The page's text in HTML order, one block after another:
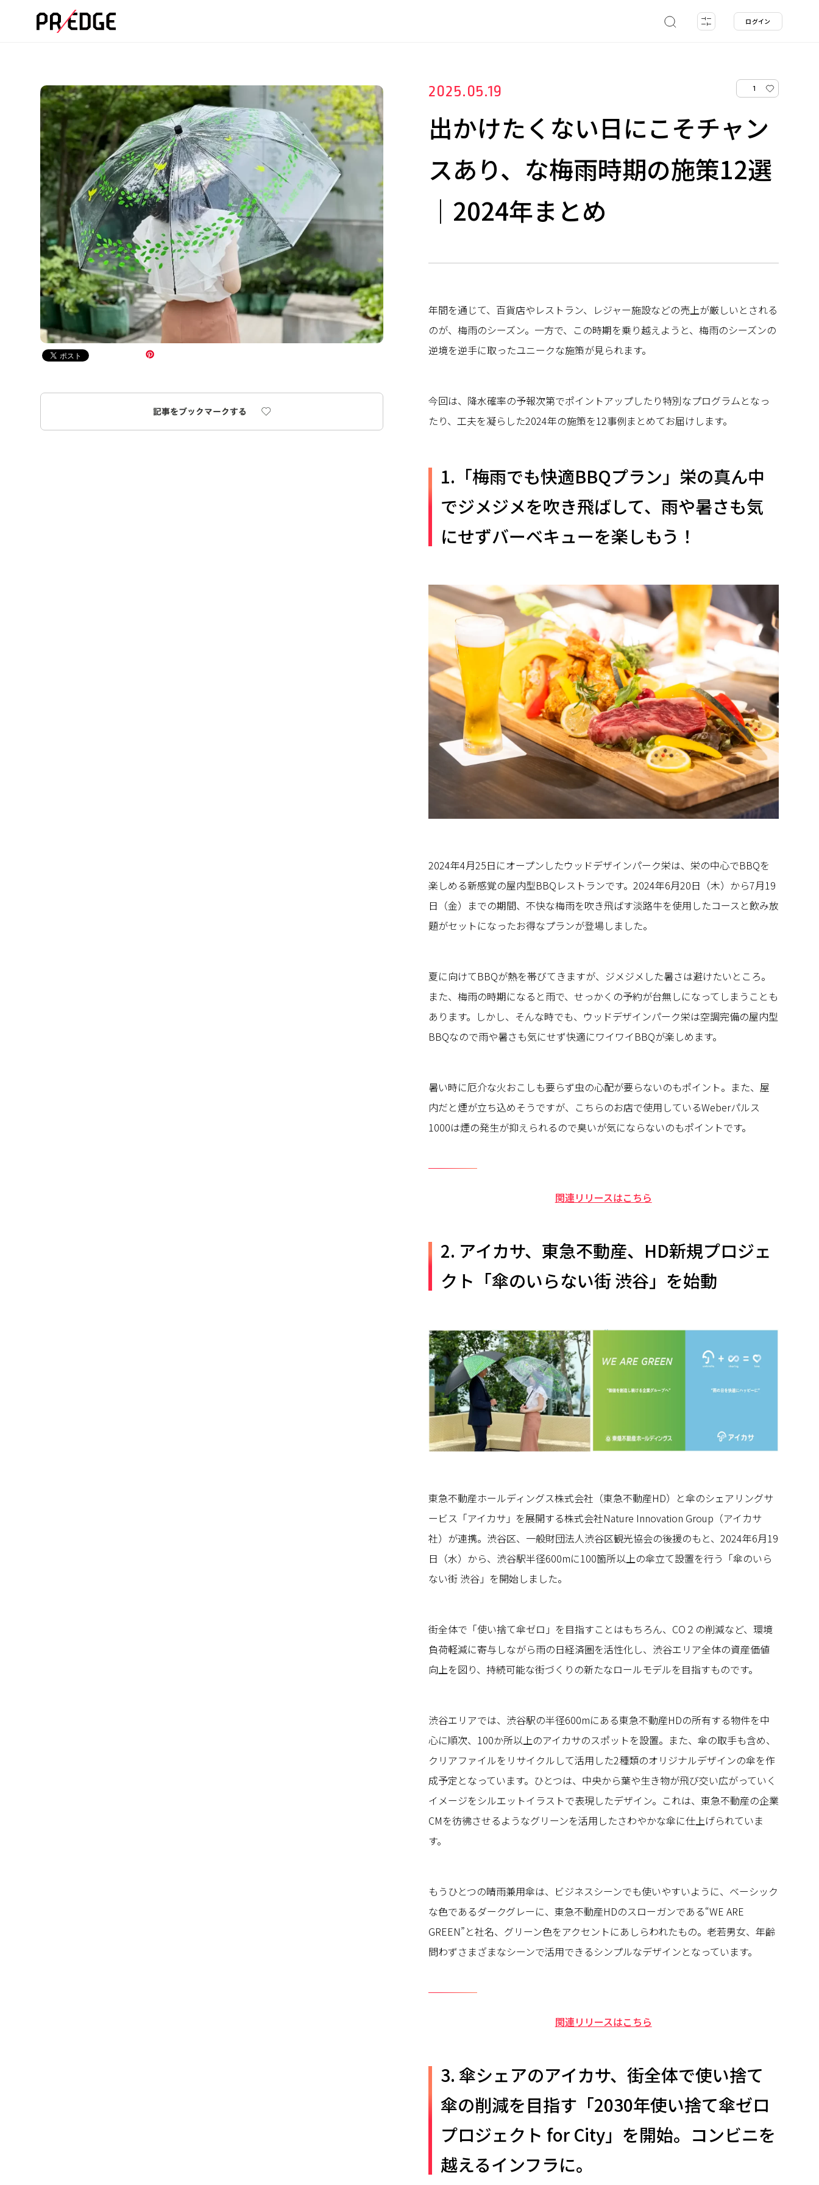
ログイン
2025.05.19 1
出かけたくない日にこそチャン
スあり、な梅雨時期の施策12選
｜2024年まとめ
年間を通じて、百貨店やレストラン、レジャー施設などの売上が厳しいとされる
のが、梅雨のシーズン。一方で、この時期を乗り越えようと、梅雨のシーズンの
逆境を逆手に取ったユニークな施策が見られます。
今回は、降水確率の予報次第でポイントアップしたり特別なプログラムとなっ
たり、工夫を凝らした2024年の施策を12事例まとめてお届けします。
1.「梅雨でも快適BBQプラン」栄の真ん中
でジメジメを吹き飛ばして、雨や暑さも気
にせずバーベキューを楽しもう！
2024年4月25日にオープンしたウッドデザインパーク栄は、栄の中心でBBQを
楽しめる新感覚の屋内型BBQレストランです。2024年6月20日（木）から7月19
日（金）までの期間、不快な梅雨を吹き飛ばす淡路牛を使用したコースと飲み放
題がセットになったお得なプランが登場しました。
夏に向けてBBQが熱を帯びてきますが、ジメジメした暑さは避けたいところ。
また、梅雨の時期になると雨で、せっかくの予約が台無しになってしまうことも
あります。しかし、そんな時でも、ウッドデザインパーク栄は空調完備の屋内型
BBQなので雨や暑さも気にせず快適にワイワイBBQが楽しめます。
暑い時に厄介な火おこしも要らず虫の心配が要らないのもポイント。また、屋
内だと煙が立ち込めそうですが、こちらのお店で使用しているWeberパルス
1000は煙の発生が抑えられるので臭いが気にならないのもポイントです。
関連リリースはこちら
2. アイカサ、東急不動産、HD新規プロジェ
クト「傘のいらない街 渋谷」を始動
東急不動産ホールディングス株式会社（東急不動産HD）と傘のシェアリングサ
ービス「アイカサ」を展開する株式会社Nature Innovation Group（アイカサ
社）が連携。渋谷区、一般財団法人渋谷区観光協会の後援のもと、2024年6月19
日（水）から、渋谷駅半径600mに100箇所以上の傘立て設置を行う「傘のいら
ない街 渋谷」を開始しました。
街全体で「使い捨て傘ゼロ」を目指すことはもちろん、CO２の削減など、環境
負荷軽減に寄与しながら雨の日経済圏を活性化し、渋谷エリア全体の資産価値
向上を図り、持続可能な街づくりの新たなロールモデルを目指すものです。
渋谷エリアでは、渋谷駅の半径600mにある東急不動産HDの所有する物件を中
心に順次、100か所以上のアイカサのスポットを設置。また、傘の取手も含め、
クリアファイルをリサイクルして活用した2種類のオリジナルデザインの傘を作
成予定となっています。ひとつは、中央から葉や生き物が飛び交い広がっていく
イメージをシルエットイラストで表現したデザイン。これは、東急不動産の企業
CMを彷彿させるようなグリーンを活用したさわやかな傘に仕上げられていま
す。
もうひとつの晴雨兼用傘は、ビジネスシーンでも使いやすいように、ベーシック
な色であるダークグレーに、東急不動産HDのスローガンである“WE ARE
GREEN”と社名、グリーン色をアクセントにあしらわれたもの。老若男女、年齢
問わずさまざまなシーンで活用できるシンプルなデザインとなっています。
関連リリースはこちら
3. 傘シェアのアイカサ、街全体で使い捨て
傘の削減を目指す「2030年使い捨て傘ゼロ
プロジェクト for City」を開始。コンビニを
越えるインフラに。